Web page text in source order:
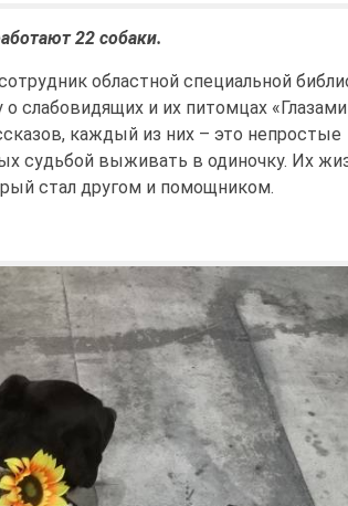
22 собаки.
областной специальной
слабовидящих и их питомцах «Глазами
каждый из них – это непростые
судьбой выживать в одиночку. Их
стал другом и помощником.